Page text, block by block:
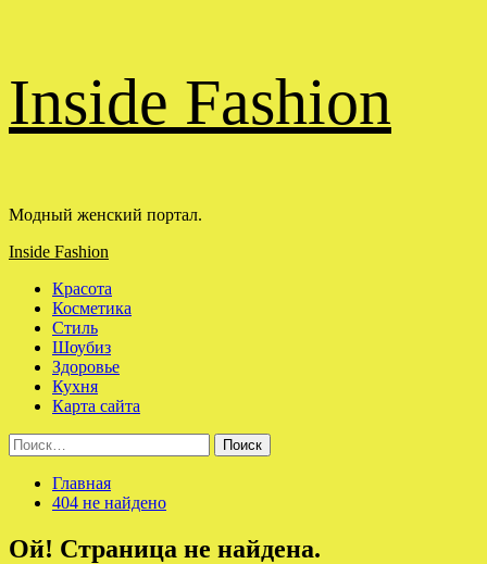
содержимому
Inside Fashion
Модный женский портал.
Основное
Inside Fashion
Красота
Косметика
Стиль
Шоубиз
Здоровье
Кухня
Карта сайта
Найти:
Главная
404 не найдено
Ой! Страница не найдена.